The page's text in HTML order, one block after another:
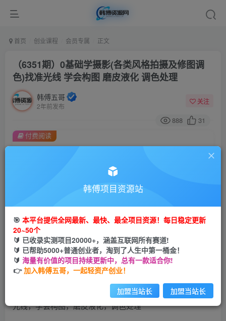
首页 创业课程 会员专属 正文
（6351期）0基础学摄影(各类风格拍摄及修图调
色)找准光线 学会构图 磨皮液化 调色处理
韩傅五哥
2年前发布
关注
888 31
会员专属资源
您暂无购买权限，请先开通会员
开通会员
付费阅读
（各类风格拍摄实战及修图调色实操）零基础学摄影，找准
光线，学会构图，磨皮液化，调色处理
韩傅项目资源站
🎯 本平台提供全网最新、最快、最全项目资源！每日稳定更新
20~50个
🔰 已收录实测项目20000+，涵盖互联网所有赛道!
🔰 已帮助5000+普通创业者，淘到了人生中第一桶金！
🔰 海量有价值的项目持续更新中，总有一款适合你!
👉加入韩傅五哥，一起轻资产创业！
加盟当站长 加盟当站长